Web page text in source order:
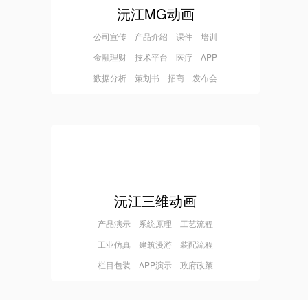
沅江MG动画
公司宣传 产品介绍 课件 培训
金融理财 技术平台 医疗 APP
数据分析 策划书 招商 发布会
沅江三维动画
产品演示 系统原理 工艺流程
工业仿真 建筑漫游 装配流程
栏目包装 APP演示 政府政策